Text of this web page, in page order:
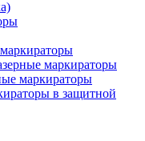
маркираторы
маркираторы
в защитной